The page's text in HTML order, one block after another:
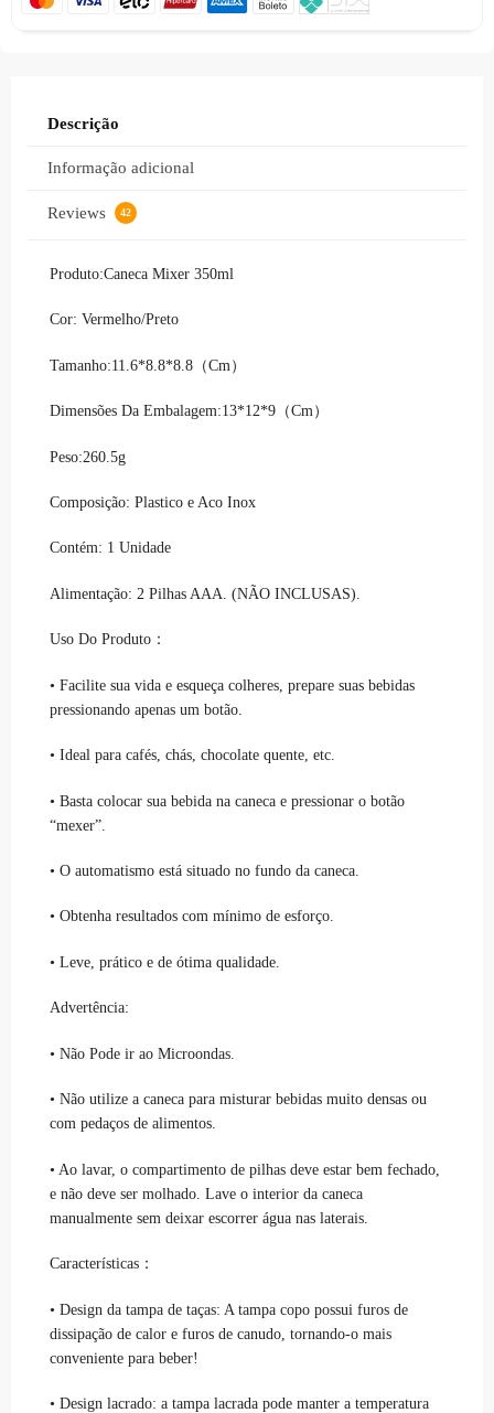
Descrição
Informação adicional
Reviews 42
Produto:Caneca Mixer 350ml
Cor: Vermelho/Preto
Tamanho:11.6*8.8*8.8（Cm）
Dimensões Da Embalagem:13*12*9（Cm）
Peso:260.5g
Composição: Plastico e Aco Inox
Contém: 1 Unidade
Alimentação: 2 Pilhas AAA. (NÃO INCLUSAS).
Uso Do Produto：
• Facilite sua vida e esqueça colheres, prepare suas bebidas
pressionando apenas um botão.
• Ideal para cafés, chás, chocolate quente, etc.
• Basta colocar sua bebida na caneca e pressionar o botão
“mexer”.
• O automatismo está situado no fundo da caneca.
• Obtenha resultados com mínimo de esforço.
• Leve, prático e de ótima qualidade.
Advertência:
• Não Pode ir ao Microondas.
• Não utilize a caneca para misturar bebidas muito densas ou
com pedaços de alimentos.
• Ao lavar, o compartimento de pilhas deve estar bem fechado,
e não deve ser molhado. Lave o interior da caneca
manualmente sem deixar escorrer água nas laterais.
Características：
• Design da tampa de taças: A tampa copo possui furos de
dissipação de calor e furos de canudo, tornando-o mais
conveniente para beber!
• Design lacrado: a tampa lacrada pode manter a temperatura